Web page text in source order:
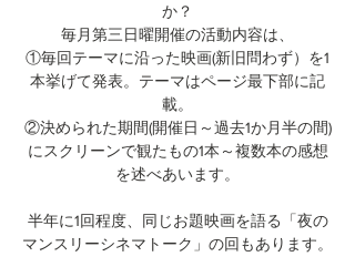
か？
毎月第三日曜開催の活動内容は、
①毎回テーマに沿った映画(新旧問わず）を1
本挙げて発表。テーマはページ最下部に記
載。
②決められた期間(開催日～過去1か月半の間)
にスクリーンで観たもの1本～複数本の感想
を述べあいます。
半年に1回程度、同じお題映画を語る「夜の
マンスリーシネマトーク」の回もあります。